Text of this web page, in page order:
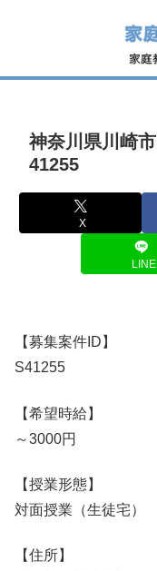
神奈川県川崎
41255
X
LINE
【募集案件ID】
S41255
【希望時給】
～3000円
【授業形態】
対面授業（生徒宅）
【住所】